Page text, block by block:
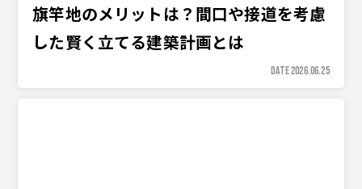
旗竿地のメリットは？間口や接道を考慮
した賢く立てる建築計画とは
DATE 2026.06.25